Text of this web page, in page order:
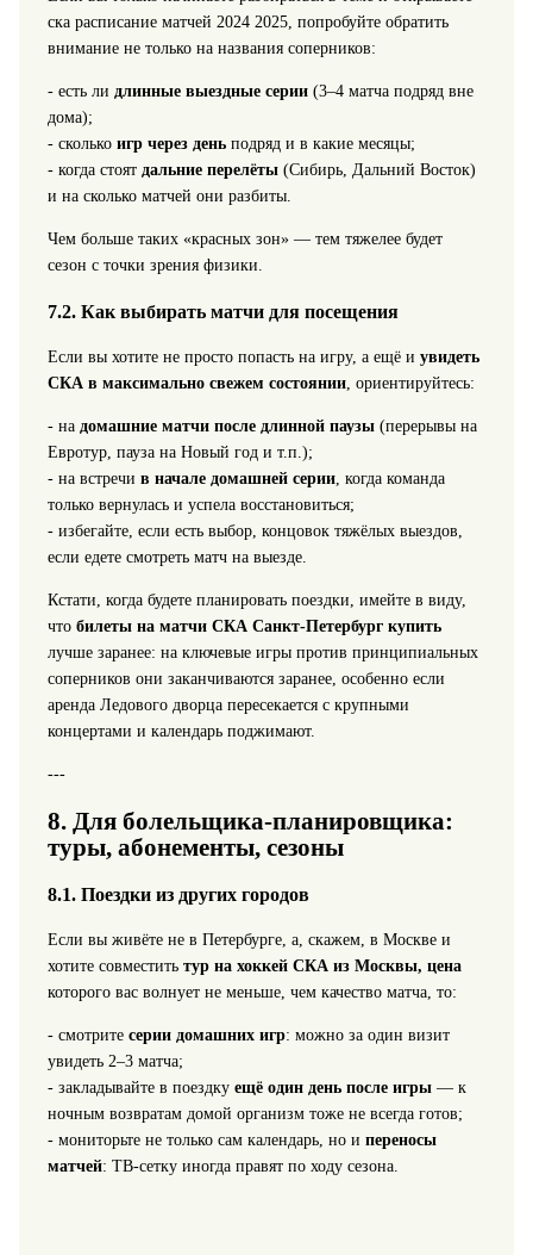
ска расписание матчей 2024 2025, попробуйте обратить
внимание не только на названия соперников:
- есть ли длинные выездные серии(3–4 матча подряд вне
дома);
- сколько игр через деньподряд и в какие месяцы;
- когда стоят дальние перелёты(Сибирь, Дальний Восток)
и на сколько матчей они разбиты.
Чем больше таких «красных зон» — тем тяжелее будет
сезон с точки зрения физики.
7.2. Как выбирать матчи для посещения
Если вы хотите не просто попасть на игру, а ещё и увидеть
СКА в максимально свежем состоянии, ориентируйтесь:
- на домашние матчи после длинной паузы(перерывы на
Евротур, пауза на Новый год и т.п.);
- на встречи в начале домашней серии, когда команда
только вернулась и успела восстановиться;
- избегайте, если есть выбор, концовок тяжёлых выездов,
если едете смотреть матч на выезде.
Кстати, когда будете планировать поездки, имейте в виду,
что билеты на матчи СКА Санкт‑Петербург купить
лучше заранее: на ключевые игры против принципиальных
соперников они заканчиваются заранее, особенно если
аренда Ледового дворца пересекается с крупными
концертами и календарь поджимают.
---
8. Для болельщика‑планировщика:
туры, абонементы, сезоны
8.1. Поездки из других городов
Если вы живёте не в Петербурге, а, скажем, в Москве и
хотите совместить тур на хоккей СКА из Москвы, цена
которого вас волнует не меньше, чем качество матча, то:
- смотрите серии домашних игр: можно за один визит
увидеть 2–3 матча;
- закладывайте в поездку ещё один день после игры— к
ночным возвратам домой организм тоже не всегда готов;
- мониторьте не только сам календарь, но и переносы
матчей: ТВ‑сетку иногда правят по ходу сезона.